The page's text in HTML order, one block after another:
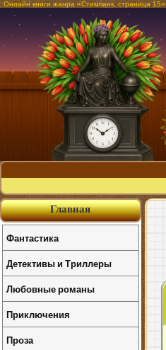
Онлайн книги жанра «Стимпанк, страница 15»
Главная
Фантастика
Детективы и Триллеры
Любовные романы
Приключения
Проза